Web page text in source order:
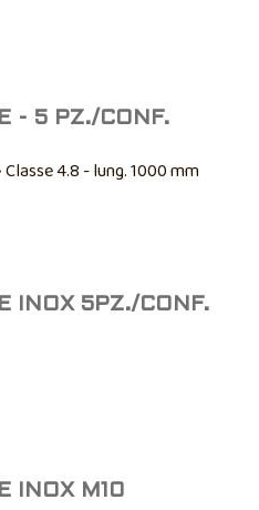
- 5 PZ./CONF.
Classe 4.8 - lung. 1000 mm
INOX 5PZ./CONF.
INOX M10